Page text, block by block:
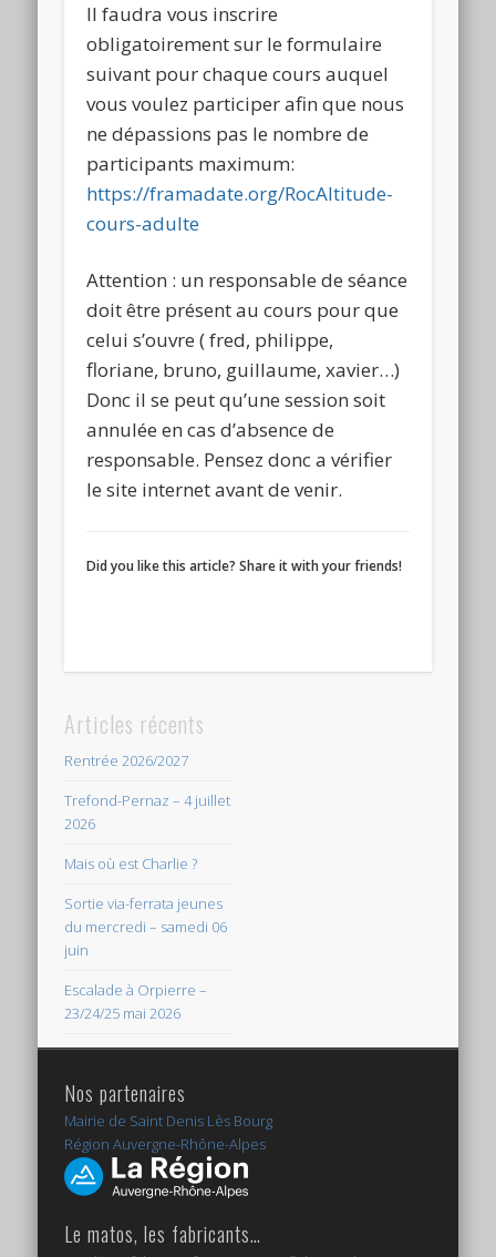
Il faudra vous inscrire
obligatoirement sur le formulaire
suivant pour chaque cours auquel
vous voulez participer afin que nous
ne dépassions pas le nombre de
participants maximum:
https://framadate.org/RocAltitude-
cours-adulte
Attention : un responsable de séance
doit être présent au cours pour que
celui s’ouvre ( fred, philippe,
floriane, bruno, guillaume, xavier…)
Donc il se peut qu’une session soit
annulée en cas d’absence de
responsable. Pensez donc a vérifier
le site internet avant de venir.
Did you like this article? Share it with your friends!
Articles récents
Rentrée 2026/2027
Trefond-Pernaz – 4 juillet
2026
Mais où est Charlie ?
Sortie via-ferrata jeunes
du mercredi – samedi 06
juin
Escalade à Orpierre –
23/24/25 mai 2026
Nos partenaires
Mairie de Saint Denis Lès Bourg
Région Auvergne-Rhône-Alpes
Le matos, les fabricants…